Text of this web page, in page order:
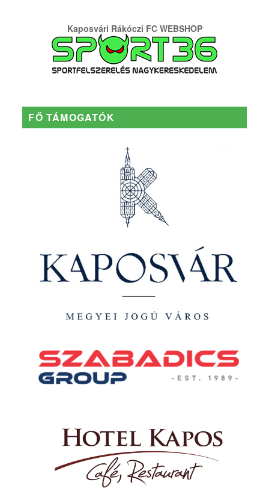
Kaposvári Rákóczi FC WEBSHOP
FŐ TÁMOGATÓK